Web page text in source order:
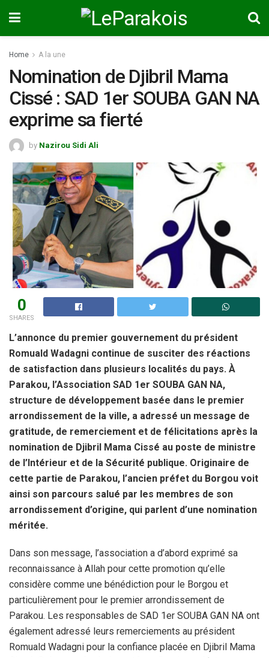
Home A la une
Nomination de Djibril Mama
Cissé : SAD 1er SOUBA GAN NA
exprime sa fierté
by Nazirou Sidi Ali
0
SHARES
L’annonce du premier gouvernement du président
Romuald Wadagni continue de susciter des réactions
de satisfaction dans plusieurs localités du pays. À
Parakou, l’Association SAD 1er SOUBA GAN NA,
structure de développement basée dans le premier
arrondissement de la ville, a adressé un message de
gratitude, de remerciement et de félicitations après la
nomination de Djibril Mama Cissé au poste de ministre
de l’Intérieur et de la Sécurité publique. Originaire de
cette partie de Parakou, l’ancien préfet du Borgou voit
ainsi son parcours salué par les membres de son
arrondissement d’origine, qui parlent d’une nomination
méritée.
Dans son message, l’association a d’abord exprimé sa
reconnaissance à Allah pour cette promotion qu’elle
considère comme une bénédiction pour le Borgou et
particulièrement pour le premier arrondissement de
Parakou. Les responsables de SAD 1er SOUBA GAN NA ont
également adressé leurs remerciements au président
Romuald Wadagni pour la confiance placée en Djibril Mama